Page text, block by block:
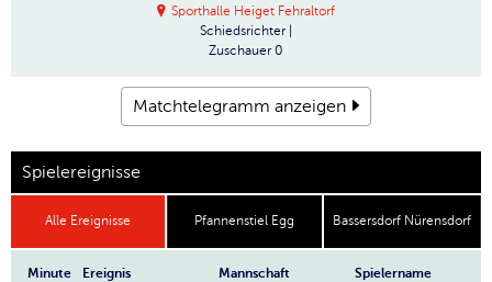
Sporthalle Heiget Fehraltorf
Schiedsrichter
Zuschauer 0
Matchtelegramm anzeigen
Spielereignisse
Alle Ereignisse Pfannenstiel Egg Bassersdorf Nürensdorf
Minute Ereignis Mannschaft Spielername